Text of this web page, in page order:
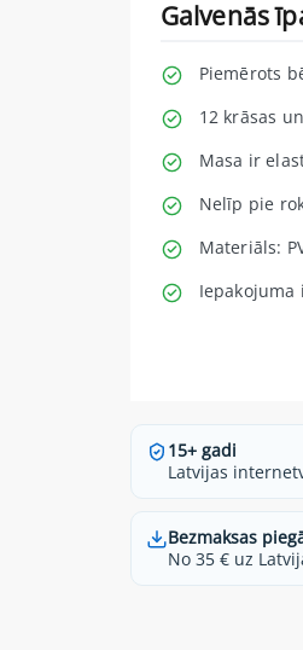
Galvenās
Piemērots
12 krāsas
Masa ir
Nelīp pie
Materiāls:
Iepakojuma
15+ gadi
Latvijas
Bezmaksas
No 35 € uz